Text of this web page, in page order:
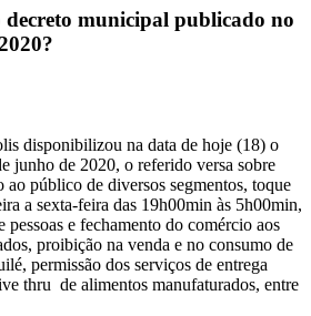
decreto municipal publicado no
disponibilizou na data de hoje (18) o
junho de 2020, o referido versa sobre
ao público de diversos segmentos, toque
a sexta-feira das 19h00min às 5h00min,
e fechamento do comércio aos
proibição na venda e no consumo de
permissão dos serviços de entrega
thru de alimentos manufaturados, entre